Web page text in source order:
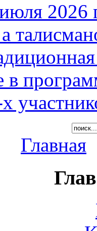
2026
в
х
Главная